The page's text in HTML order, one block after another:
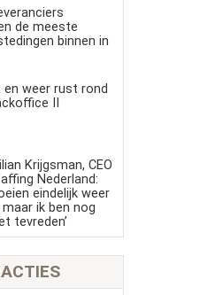
de meeste
binnen in
en weer rust rond
II
Krijgsman, CEO
Nederland:
eindelijk weer
ik ben nog
tevreden’